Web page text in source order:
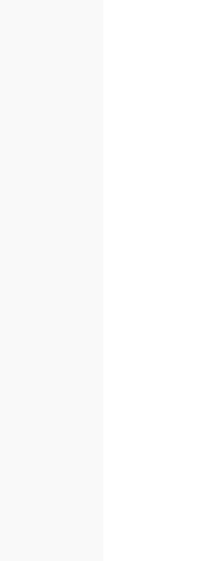
Диетология и